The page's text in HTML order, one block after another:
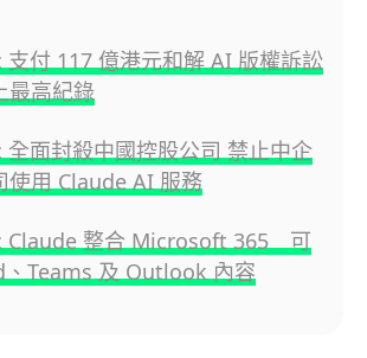
付 117 億港元和解 AI 版權訴訟
最高紀錄
面封殺中國控股公司 禁止中企
使用 Claude AI 服務
Claude 整合 Microsoft 365 可
Teams 及 Outlook 內容